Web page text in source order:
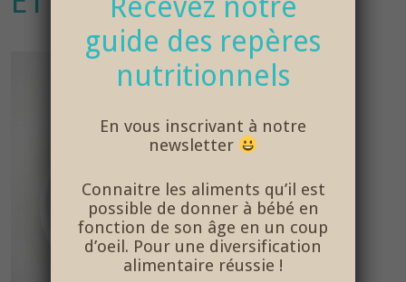
guide des repères
nutritionnels
En vous inscrivant à notre
newsletter
Connaitre les aliments qu’il est
possible de donner à bébé en
fonction de son âge en un coup
d’oeil. Pour une diversification
alimentaire réussie !